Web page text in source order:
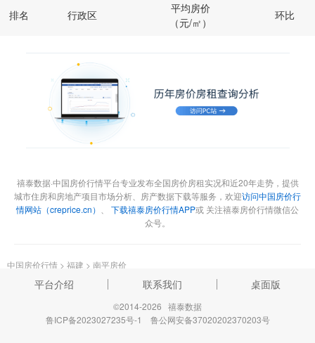
排名 行政区
平均房价
（元/㎡）
环比
禧泰数据·中国房价行情平台专业发布全国房价房租实况和近20年走势，提供
城市住房和房地产项目市场分析、房产数据下载等服务，欢迎访问中国房价行
情网站（creprice.cn）
下载禧泰房价行情APP或 关注禧泰房价行情微信公
众号。
中国房价行情 > 福建 > 南平房价
平台介绍 联系我们 桌面版
©2014-2026 禧泰数据
鲁ICP备2023027235号-1
鲁公网安备37020202370203号